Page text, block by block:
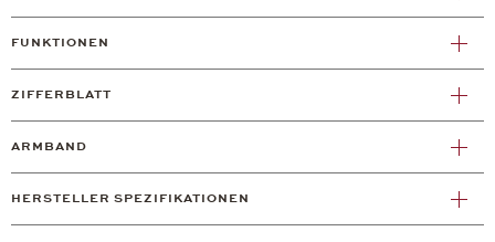
FUNKTIONEN
ZIFFERBLATT
ARMBAND
HERSTELLER SPEZIFIKATIONEN